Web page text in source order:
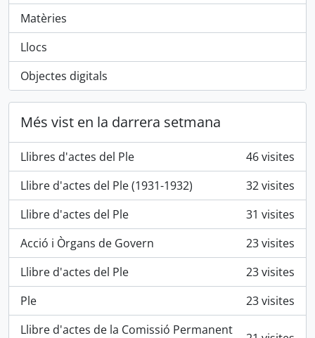
Matèries
Llocs
Objectes digitals
Més vist en la darrera setmana
Llibres d'actes del Ple
46 visites
Llibre d'actes del Ple (1931-1932)
32 visites
Llibre d'actes del Ple
31 visites
Acció i Òrgans de Govern
23 visites
Llibre d'actes del Ple
23 visites
Ple
23 visites
Llibre d'actes de la Comissió Permanent